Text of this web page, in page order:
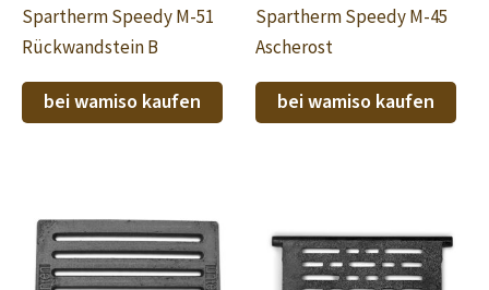
Spartherm Speedy M-51
Rückwandstein B
bei wamiso kaufen
Spartherm Speedy M-45
Ascherost
bei wamiso kaufen